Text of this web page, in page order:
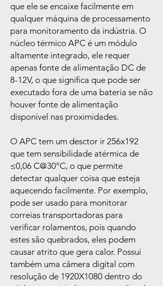
que ele se encaixe facilmente em
qualquer máquina de processamento
para monitoramento da indústria. O
núcleo térmico APC é um módulo
altamente integrado, ele requer
apenas fonte de alimentação DC de
8-12V, o que significa que pode ser
executado fora de uma bateria se não
houver fonte de alimentação
disponível nas proximidades.
O APC tem um desctor ir 256x192
que tem sensibilidade atérmica de
≤0,06 C@30°C, o que permite
detectar qualquer coisa que esteja
aquecendo facilmente. Por exemplo,
pode ser usado para monitorar
correias transportadoras para
verificar rolamentos, pois quando
estes são quebrados, eles podem
causar atrito que gera calor. Possui
também uma câmera digital com
resolução de 1920X1080 dentro do